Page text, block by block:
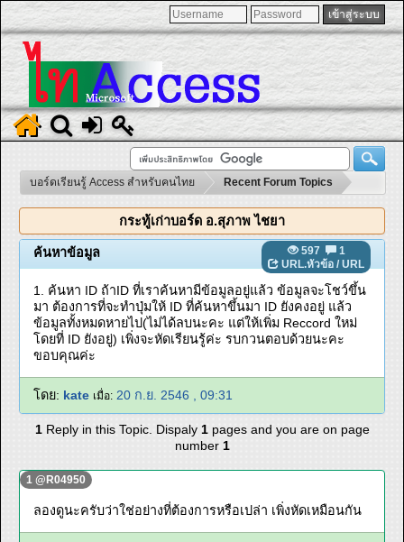
บอร์ดเรียนรู้ Access สำหรับคนไทย Recent Forum Topics
กระทู้เก่าบอร์ด อ.สุภาพ ไชยา
597
1
URL.หัวข้อ / URL
ค้นหาข้อมูล
1. ค้นหา ID ถ้าID ที่เราค้นหามีข้อมูลอยู่แล้ว ข้อมูลจะโชว์ขึ้น
มา ต้องการที่จะทำปุ่มให้ ID ที่ค้นหาขึ้นมา ID ยังคงอยู่ แล้ว
ข้อมูลทั้งหมดหายไป(ไม่ได้ลบนะคะ แต่ให้เพิ่ม Reccord ใหม่
โดยที่ ID ยังอยู่) เพิ่งจะหัดเรียนรู้ค่ะ รบกวนตอบด้วยนะคะ
ขอบคุณค่ะ
โดย: kate เมื่อ: 20 ก.ย. 2546 , 09:31
1Reply in this Topic. Dispaly 1 pages and you are on page
number 1
1 @R04950
ลองดูนะครับว่าใช่อย่างที่ต้องการหรือเปล่า เพิ่งหัดเหมือนกัน